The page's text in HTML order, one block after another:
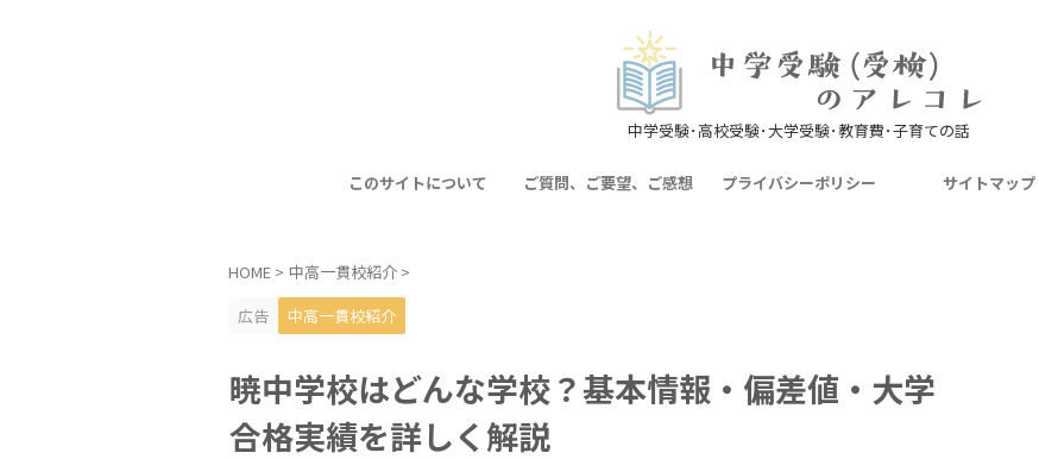
中学受験･高校受験･大学受験･教育費･子育ての話
このサイトについて ご質問、ご要望、ご感想 プライバシーポリシー サイトマップ
HOME > 中高一貫校紹介 >
広告
中高一貫校紹介
暁中学校はどんな学校？基本情報・偏差値・大学
合格実績を詳しく解説